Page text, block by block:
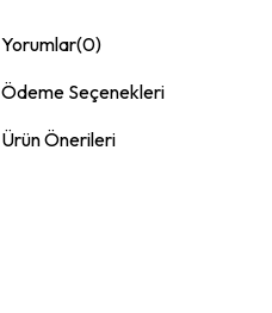
Yorumlar(0)
Ödeme Seçenekleri
Ürün Önerileri